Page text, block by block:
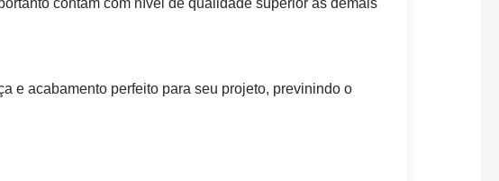
contam com nível de qualidade superior as demais
e acabamento perfeito para seu projeto, previnindo o